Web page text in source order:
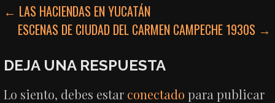
NAVEGACIÓN
DE
ENTRADAS
← LAS HACIENDAS EN YUCATÁN
ESCENAS DE CIUDAD DEL CARMEN CAMPECHE 1930S →
DEJA UNA RESPUESTA
Lo siento, debes estar conectado para publicar